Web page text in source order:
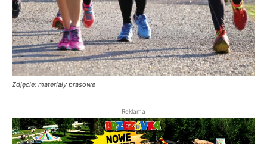
Zdjęcie: materiały prasowe
Reklama